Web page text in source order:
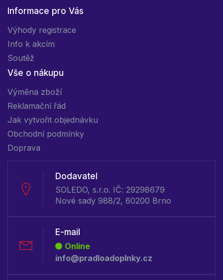
Informace pro Vás
Výhody registrace
Info k akcím
Soutěž
Vše o nákupu
Výměna zboží
Reklamační řád
Jak vytvořit objednávku
Obchodní podmínky
Doprava
Dodavatel
SOLEDO, s.r.o. IČ: 29298679
Nové sady 988/2, 60200 Brno
E-mail
Online
info@pradloadoplnky.cz